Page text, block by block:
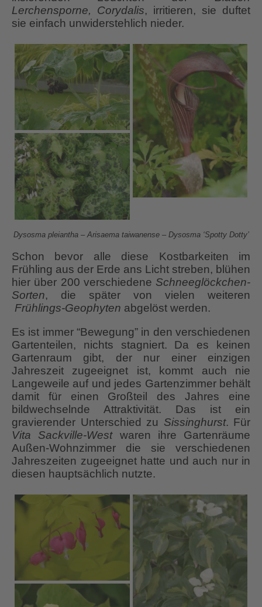
Lerchensporne, Corydalis, irritieren, sie duftet
sie einfach unwiderstehlich nieder.
Dysosma pleiantha – Arisaema taiwanense – Dysosma ‘Spotty Dotty’
Schon bevor alle diese Kostbarkeiten im
Frühling aus der Erde ans Licht streben, blühen
hier über 200 verschiedene Schneeglöckchen-
Sorten, die später von vielen weiteren
Frühlings-Geophyten abgelöst werden.
Es ist immer “Bewegung” in den verschiedenen
Gartenteilen, nichts stagniert. Da es keinen
Gartenraum gibt, der nur einer einzigen
Jahreszeit zugeeignet ist, kommt auch nie
Langeweile auf und jedes Gartenzimmer behält
damit für einen Großteil des Jahres eine
bildwechselnde Attraktivität. Das ist ein
gravierender Unterschied zu Sissinghurst. Für
Vita Sackville-Westwaren ihre Gartenräume
Außen-Wohnzimmer die sie verschiedenen
Jahreszeiten zugeeignet hatte und auch nur in
diesen hauptsächlich nutzte.